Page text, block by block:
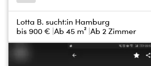
Lotta B. sucht:in Hamburg
bis 900 € Ab 45 m² Ab 2 Zimmer